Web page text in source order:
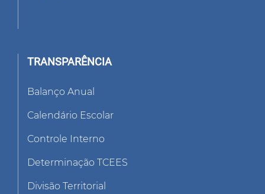
TRANSPARÊNCIA
Balanço Anual
Calendário Escolar
Controle Interno
Determinação TCEES
Divisão Territorial